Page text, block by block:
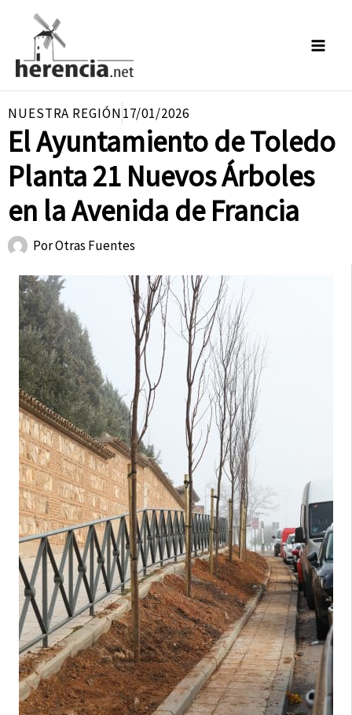
contenido
NUESTRA REGIÓN17/01/2026
El Ayuntamiento de Toledo
Planta 21 Nuevos Árboles
en la Avenida de Francia
PorOtras Fuentes